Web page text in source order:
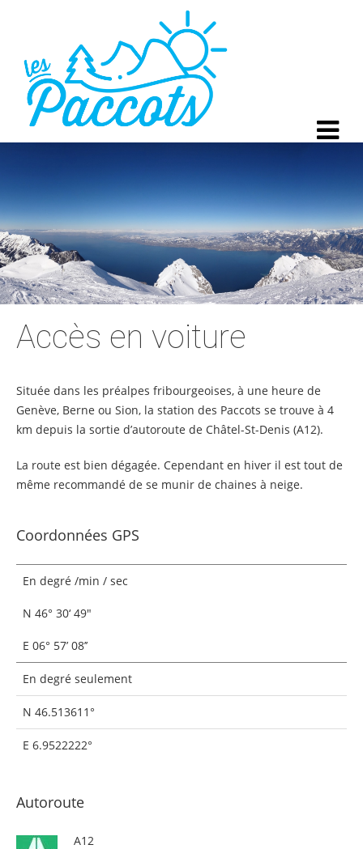
Accès en voiture
Située dans les préalpes fribourgeoises, à une heure de
Genève, Berne ou Sion, la station des Paccots se trouve à 4
km depuis la sortie d’autoroute de Châtel-St-Denis (A12).
La route est bien dégagée. Cependant en hiver il est tout de
même recommandé de se munir de chaines à neige.
Coordonnées GPS
En degré /min / sec
N 46° 30‘ 49"
E 06° 57’ 08’’
En degré seulement
N 46.513611°
E 6.9522222°
Autoroute
A12